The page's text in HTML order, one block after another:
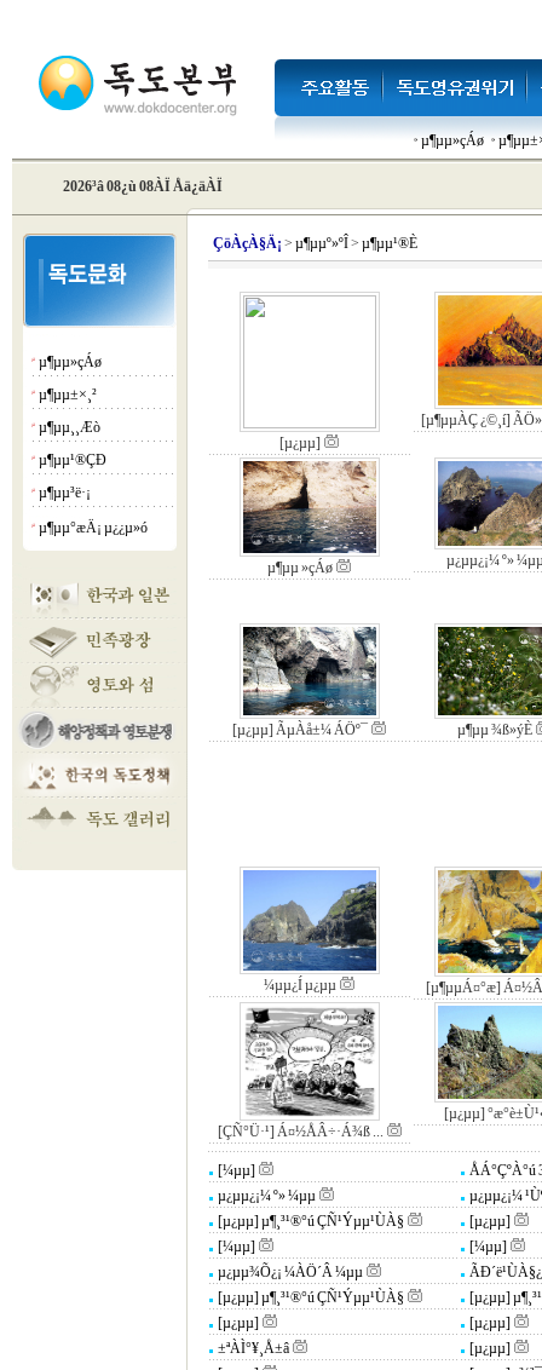
µ¶µµ»çÁø
2026³â 08¿ù 08ÀÏ Åä¿äÀÏ
¡á µ¶µµ»çÁø
¡á µ¶µµ±×¸²
¡á µ¶µµ¸¸Æò
¡á µ¶µµ¹®ÇÐ
¡á µ¶µµ³ë·¡
¡á µ¶µµ°æÄ¡ µ¿¿µ»ó
ÇöÀçÀ§Ä¡ > µ¶µµº»ºÎ> µ¶µµ¹®È­
[µ¿µµ]
[µ¶µµÀÇ ¿©¸í]
µ¶µµ »çÁø µ¿µµ¿¡¼­ º»
[µ¿µµ] ÃµÀå±¼ ÁÖº¯ µ¶µµ ¾ß»ýÈ­
¼­µµ¿Í µ¿µµ [µ¶µµÁ¤°æ]
[ÇÑ°Ü·¹] Á¤½ÅÂ÷·Á¾ß ...
[µ¿µµ]
[¼­µµ]
ÅÁ°ÇºÀ°ú
µ¿µµ¿¡¼­ º» ¼­µµ
µ¿µµ¿¡¼­
[µ¿µµ] µ¶¸³¹®°ú ÇÑ¹Ýµµ¹ÙÀ§
[µ¿µµ]
[¼­µµ]
[¼­µµ]
µ¿µµ¾Õ¿¡ ¼­ÀÖ´Â ¼­µµ
[µ¿µµ] µ¶¸³¹®°ú ÇÑ¹Ýµµ¹ÙÀ§
[µ¿µµ]
[µ¿µµ]
[µ¿µµ]
±ªÀÌ°¥¸Å±â
[µ¿µµ]